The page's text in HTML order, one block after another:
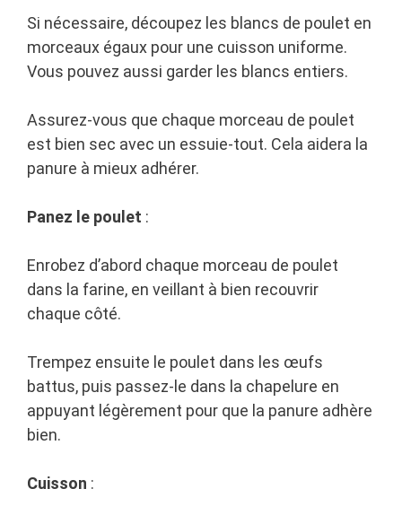
Si nécessaire, découpez les blancs de poulet en
morceaux égaux pour une cuisson uniforme.
Vous pouvez aussi garder les blancs entiers.
Assurez-vous que chaque morceau de poulet
est bien sec avec un essuie-tout. Cela aidera la
panure à mieux adhérer.
Panez le poulet :
Enrobez d’abord chaque morceau de poulet
dans la farine, en veillant à bien recouvrir
chaque côté.
Trempez ensuite le poulet dans les œufs
battus, puis passez-le dans la chapelure en
appuyant légèrement pour que la panure adhère
bien.
Cuisson :